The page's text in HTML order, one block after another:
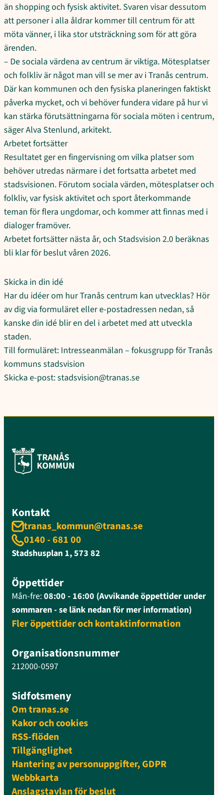
än shopping och fysisk aktivitet. Svaren visar dessutom
att personer i alla åldrar kommer till centrum för att
möta vänner, i lika stor utsträckning som för att göra
ärenden.
– De sociala värdena av centrum är viktiga. Mötesplatser
och folkliv är något man vill se mer av i Tranås centrum.
Där kan kommunen och den fysiska planeringen faktiskt
påverka mycket, och vi behöver fundera vidare på hur vi
kan stärka förutsättningarna för sociala möten i centrum,
säger Alva Stenlund, arkitekt.
Arbetet fortsätter
Resultatet ger en fingervisning om vilka platser som
behöver utredas närmare i det fortsatta arbetet med
stadsvisionen. Förutom sociala värden, mötesplatser och
folkliv, var fysisk aktivitet och sport återkommande
teman för flera ungdomar, och kommer att finnas med i
dialoger framöver.
Arbetet fortsätter nästa år, och Stadsvision 2.0 beräknas
bli klar för beslut våren 2026.
Skicka in din idé
Har du idéer om hur Tranås centrum kan utvecklas? Hör
av dig via formuläret eller e-postadressen nedan, så
kanske din idé blir en del i arbetet med att utveckla
staden.
Till formuläret: Intresseanmälan – fokusgrupp för Tranås
kommuns stadsvision
Skicka e-post: stadsvision@tranas.se
Kontakt
tranas_kommun@tranas.se
0140 - 681 00
Stadshusplan 1, 573 82
Öppettider
Mån-fre:08:00 - 16:00 (Avvikande öppettider under
sommaren - se länk nedan för mer information)
Fler öppettider och kontaktinformation
Organisationsnummer
212000-0597
Sidfotsmeny
Om tranas.se
Kakor och cookies
RSS-flöden
Tillgänglighet
Hantering av personuppgifter, GDPR
Webbkarta
Anslagstavlan för beslut